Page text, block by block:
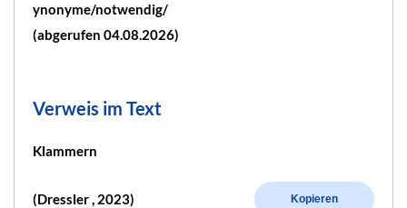
ynonyme/notwendig/
(abgerufen 04.08.2026)
Verweis im Text
Klammern
(Dressler , 2023) Kopieren